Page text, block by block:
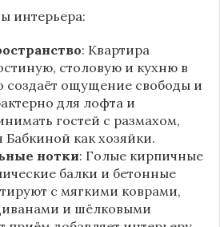
интерьера:
: Квартира
столовую и кухню в
создаёт ощущение свободы и
для лофта и
гостей с размахом,
Бабкиной как хозяйки.
нотки: Голые кирпичные
балки и бетонные
с мягкими коврами,
и шёлковыми